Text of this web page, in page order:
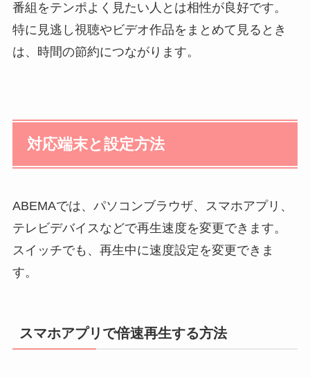
番組をテンポよく見たい人とは相性が良好です。
特に見逃し視聴やビデオ作品をまとめて見るとき
は、時間の節約につながります。
対応端末と設定方法
ABEMAでは、パソコンブラウザ、スマホアプリ、
テレビデバイスなどで再生速度を変更できます。
スイッチでも、再生中に速度設定を変更できま
す。
スマホアプリで倍速再生する方法